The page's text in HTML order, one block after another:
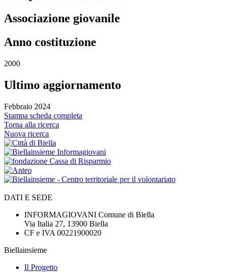
Associazione giovanile
Anno costituzione
2000
Ultimo aggiornamento
Febbraio 2024
Stampa scheda completa
Torna alla ricerca
Nuova ricerca
DATI E SEDE
INFORMAGIOVANI Comune di Biella
Via Italia 27, 13900 Biella
CF e IVA 00221900020
Biellainsieme
Il Progetto